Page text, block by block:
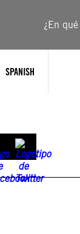
¿En
SPANISH